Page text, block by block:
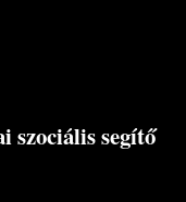
szociális segítő